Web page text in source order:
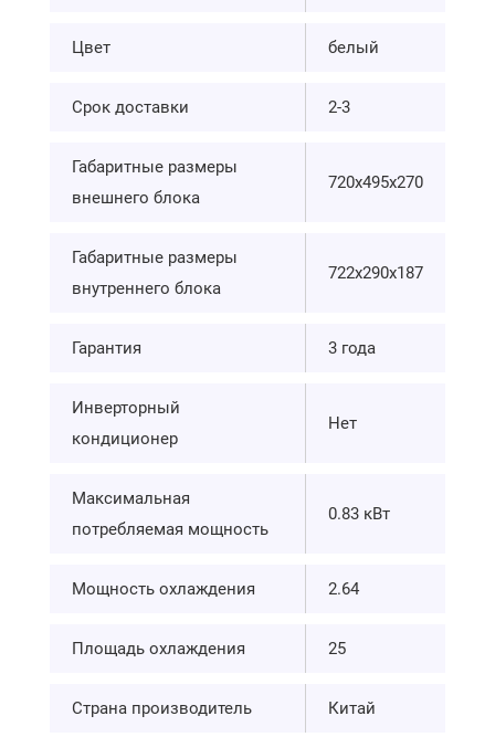
Цвет белый
Срок доставки 2-3
Габаритные размеры
внешнего блока
720х495х270
Габаритные размеры
внутреннего блока
722x290x187
Гарантия 3 года
Инверторный
кондиционер
Нет
Максимальная
потребляемая мощность
0.83 кВт
Мощность охлаждения 2.64
Площадь охлаждения 25
Страна производитель Китай